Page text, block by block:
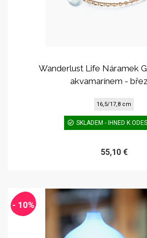
Wanderlust Life Náramek
akvamarínem -
16,5/17,8 cm
SKLADEM - IHNED K
55,10 €
- 10%